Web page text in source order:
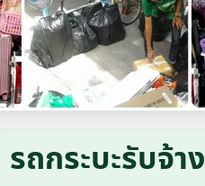
รถกระบะรับจ้าง